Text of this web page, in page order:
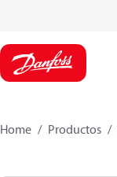
Home Productos